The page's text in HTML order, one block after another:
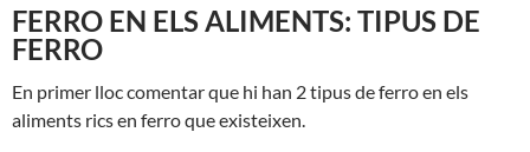
FERRO EN ELS ALIMENTS: TIPUS DE
FERRO
En primer lloc comentar que hi han 2 tipus de ferro en els
aliments rics en ferro que existeixen.